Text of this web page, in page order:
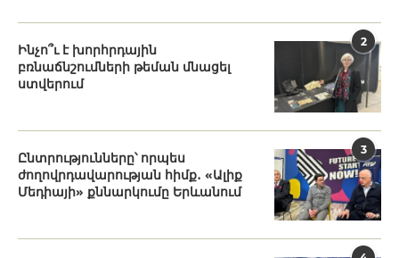
2
Ինչո՞ւ է խորհրդային
բռնաճնշումների թեման մնացել
ստվերում
3
Ընտրությունները՝ որպես
ժողովրդավարության հիմք․ «Ալիք
Մեդիայի» քննարկումը Երևանում